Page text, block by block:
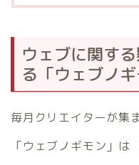
ウェブに関す
る「ウェブノギ
毎月クリエイターが集
「ウェブノギモン」は